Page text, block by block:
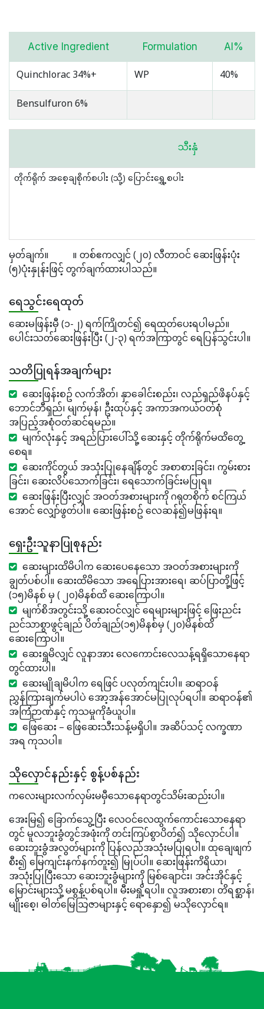
Active Ingredient Formulation AI%
Quinchlorac 34%+ WP
40%
Bensulfuron 6%
သီးနှံ
တိုက်ရိုက် အစေ့ချစိုက်စပါး (သို့) ပြောင်းရွှေ့စပါး
မှတ်ချက်။ ။ တစ်ဧကလျှင် (၂၀) လီတာဝင် ဆေးဖြန်းပုံး
(၅)ပုံးနှုန်းဖြင့် တွက်ချက်ထားပါသည်။
ရေသွင်းရေထုတ်
ဆေးမဖြန်းမှီ (၁-၂) ရက်ကြိုတင်၍ ရေထုတ်ပေးရပါမည်။
ပေါင်းသတ်ဆေးဖြန်းပြီး (၂-၃) ရက်အကြာတွင် ရေပြန်သွင်းပါ။
သတိပြုရန်အချက်များ
ဆေးဖြန်းစဥ် လက်အိတ်၊ နှာခေါင်းစည်း၊ လည်ရှည်ဖိနပ်နှင့်
ဘောင်ဘီရှည်၊ မျက်မှန်၊ ဦးထုပ်နှင့် အကာအကယ်ဝတ်စုံ
အပြည့်အစုံဝတ်ဆင်ရမည်။
မျက်လုံးနှင့် အရည်ပြားပေါ်သို့ ဆေးနှင့် တိုက်ရိုက်မထိတွေ့
စေရ။
ဆေးကိုင်တွယ် အသုံးပြုနေချိန်တွင် အစာစားခြင်း၊ ကွမ်းစား
ခြင်း၊ ဆေးလိပ်သောက်ခြင်း၊ ရေသောက်ခြင်းမပြုရ။
ဆေးဖြန်းပြီးလျှင် အဝတ်အစားများကို ဂရုတစိုက် စင်ကြယ်
အောင် လျှော်ဖွတ်ပါ။ ဆေးဖြန်းစဥ် လေဆန်၍မဖြန်းရ။
ရှေးဦးသူနာပြုစုနည်း
ဆေးများထိမိပါက ဆေးပေနေသော အဝတ်အစားများကို
ချွတ်ပစ်ပါ။ ဆေးထိမိသော အရေပြားအားရေ၊ ဆပ်ပြာတို့ဖြင့်
(၁၅)မိနစ် မှ ( ၂၀)မိနစ်ထိ ဆေးကြောပါ။
မျက်စိအတွင်းသို့ ဆေးဝင်လျှင် ရေများများဖြင့် ‌ဖြေးညင်း
ညင်သာစွာဖွင့်ချည် ပိတ်ချည်(၁၅)မိနစ်မှ (၂၀)မိနစ်ထိ
ဆေးကြောပါ။
‌ဆေးရှူမိလျှင် လူနာအား လေကောင်းလေသန့်ရရှိသောနေရာ
တွင်ထားပါ။
ဆေးမျိုချမိပါက ရေဖြင် ပလုတ်ကျင်းပါ။ ဆရာဝန်
ညွှန်ကြားချက်မပါပဲ အော့အန်အောင်မပြုလုပ်ရပါ။ ဆရာဝန်၏
အကြံဉာဏ်နှင့် ကုသမှုကိုခံယူပါ။
ဖြေဆေး – ဖြေဆေးသီးသန့်မရှိပါ။ အဆိပ်သင့် လက္ခဏာ
အရ ကုသပါ။
သိုလှောင်နည်းနှင့် စွန့်ပစ်နည်း
ကလေးများလက်လှမ်းမမှီသောနေရာတွင်သိမ်းဆည်းပါ။
အေးမြ၍ ခြောက်သွေ့ပြီး လေဝင်လေထွက်ကောင်းသောနေရာ
တွင် မူလဘူးခွံတွင်အဖုံးကို တင်းကြပ်စွာပိတ်၍ သိုလှောင်ပါ။
ဆေးဘူးခွံအလွတ်များကို ပြန်လည်အသုံးမပြုရပါ။ ထုချေဖျက်
စီး၍ မြေကျင်းနက်နက်တူး၍ မြုပ်ပါ။ ဆေးဖြန်းကိရိယာ၊
အသုံးပြုပြီးသော ဆေးဘူးခွံများကို မြစ်ချောင်း၊ အင်းအိုင်နှင့်
မြောင်းများသို့ မစွန့်ပစ်ရပါ။ မီးမရှို့ရပါ။ လူအစားစာ၊ တိရစ္ဆာန်၊
မျိုးစေ့၊ ဓါတ်မြေဩဇာများနှင့် ရောနှော၍ မသိုလှောင်ရ။